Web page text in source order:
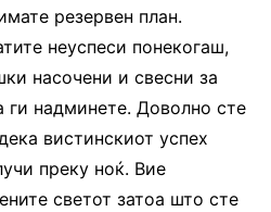
резервен план.
неуспеси понекогаш,
насочени и свесни за
ги надминете. Доволно сте
вистинскиот успех
преку ноќ. Вие
светот затоа што сте